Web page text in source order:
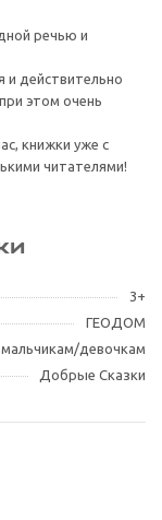
речью и
и действительно
этом очень
книжки уже с
читателями!
3+
ГЕОДОМ
мальчикам/девочкам
Добрые Сказки